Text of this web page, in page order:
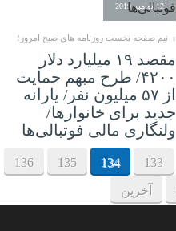
12 نوامبر 2019
نیم صفحه نخست روزنامه های صبح امروز؛
مقصد ۱۹ میلیارد دلار
۴۲۰۰/ طرح مبهم حمایت
از ۵۷ میلیون نفر/ یارانه
جدید برای خانوارها/
ولنگاری مالی فوتبالی‌ها
133
134
135
136
آخرین